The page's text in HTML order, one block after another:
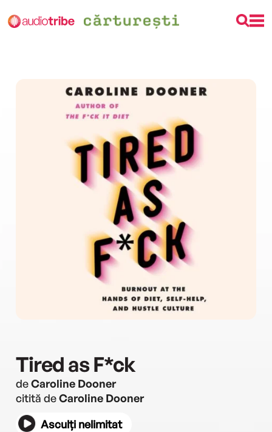
Tired as F*ck
deCaroline Dooner
citită deCaroline Dooner
Asculți nelimitat